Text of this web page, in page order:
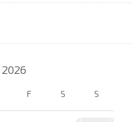
2026
F S S